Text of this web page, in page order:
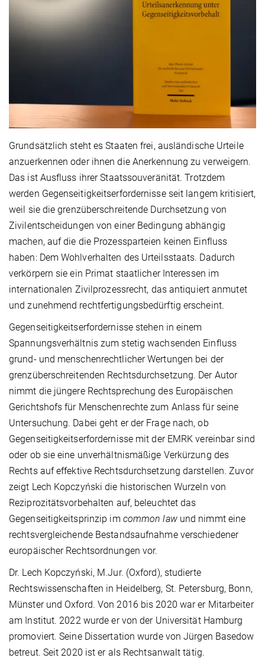
Grundsätzlich steht es Staaten frei, ausländische Urteile
anzuerkennen oder ihnen die Anerkennung zu verweigern.
Das ist Ausfluss ihrer Staatssouveränität. Trotzdem
werden Gegenseitigkeitserfordernisse seit langem kritisiert,
weil sie die grenzüberschreitende Durchsetzung von
Zivilentscheidungen von einer Bedingung abhängig
machen, auf die die Prozessparteien keinen Einfluss
haben: Dem Wohlverhalten des Urteilsstaats. Dadurch
verkörpern sie ein Primat staatlicher Interessen im
internationalen Zivilprozessrecht, das antiquiert anmutet
und zunehmend rechtfertigungsbedürftig erscheint.
Gegenseitigkeitserfordernisse stehen in einem
Spannungsverhältnis zum stetig wachsenden Einfluss
grund- und menschenrechtlicher Wertungen bei der
grenzüberschreitenden Rechtsdurchsetzung. Der Autor
nimmt die jüngere Rechtsprechung des Europäischen
Gerichtshofs für Menschenrechte zum Anlass für seine
Untersuchung. Dabei geht er der Frage nach, ob
Gegenseitigkeitserfordernisse mit der EMRK vereinbar sind
oder ob sie eine unverhältnismäßige Verkürzung des
Rechts auf effektive Rechtsdurchsetzung darstellen. Zuvor
zeigt Lech Kopczyński die historischen Wurzeln von
Reziprozitätsvorbehalten auf, beleuchtet das
Gegenseitigkeitsprinzip im common lawund nimmt eine
rechtsvergleichende Bestandsaufnahme verschiedener
europäischer Rechtsordnungen vor.
Dr. Lech Kopczyński, M.Jur. (Oxford), studierte
Rechtswissenschaften in Heidelberg, St. Petersburg, Bonn,
Münster und Oxford. Von 2016 bis 2020 war er Mitarbeiter
am Institut. 2022 wurde er von der Universität Hamburg
promoviert. Seine Dissertation wurde von Jürgen Basedow
betreut. Seit 2020 ist er als Rechtsanwalt tätig.